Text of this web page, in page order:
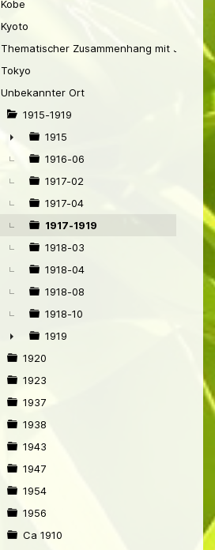
Kobe
Kyoto
Thematischer Zusammenhang mit Japan
Tokyo
Unbekannter Ort
1915-1919
►
1915
1916-06
1917-02
1917-04
1917-1919
1918-03
1918-04
1918-08
1918-10
►
1919
1920
1923
1937
1938
1943
1947
1954
1956
Ca 1910